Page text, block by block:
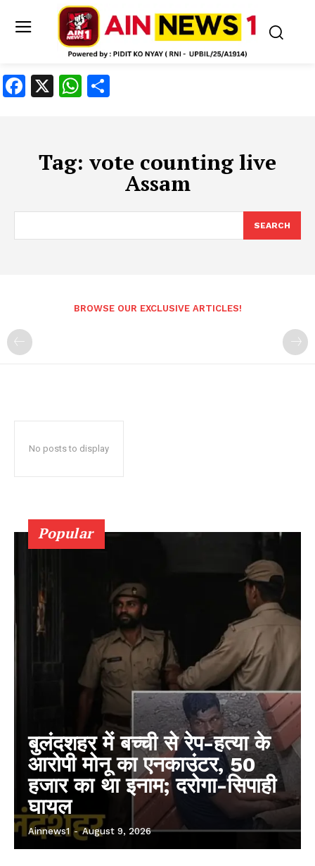
Facebook
X WhatsApp
Tag: vote counting live
Assam
SEARCH
BROWSE OUR EXCLUSIVE ARTICLES!
No posts to display
Popular
बुलंदशहर में बच्ची से रेप-हत्या के
आरोपी मोनू का एनकाउंटर, 50
हजार का था इनाम; दरोगा-सिपाही
घायल
Ainnews1 - August 9, 2026